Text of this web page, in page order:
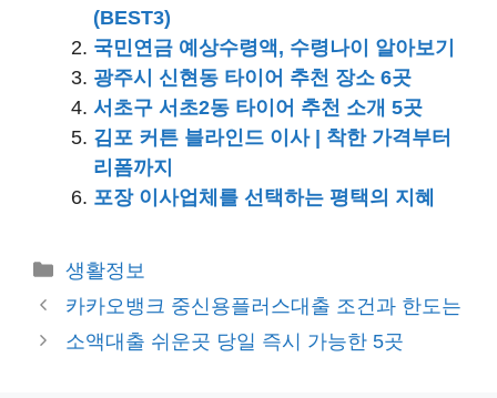
(BEST3)
국민연금 예상수령액, 수령나이 알아보기
광주시 신현동 타이어 추천 장소 6곳
서초구 서초2동 타이어 추천 소개 5곳
김포 커튼 블라인드 이사 | 착한 가격부터
리폼까지
포장 이사업체를 선택하는 평택의 지혜
카
테
리
생활정보
카카오뱅크 중신용플러스대출 조건과 한도는
소액대출 쉬운곳 당일 즉시 가능한 5곳